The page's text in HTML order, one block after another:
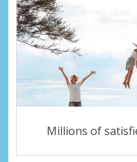
Millions of